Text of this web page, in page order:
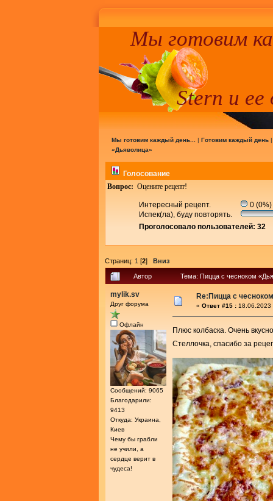
Мы готовим
Stern и ее
Мы готовим каждый день... | Готовим каждый день
«Дьяволица»
Голосование
Вопрос: Оцените рецепт!
Интересный рецепт.
0 (0%)
Испек(ла), буду повторять.
Проголосовало пользователей: 32
Страниц: 1 [2] Вниз
Автор Тема: Пицца с чесноком
mylik.sv
Друг форума
Офлайн
Сообщений: 9065
Благодарили:
9413
Откуда: Украина,
Киев
Чему бы грабли
не учили, а
сердце верит в
чудеса!
Re:Пицца с
« Ответ #15 : 18.06.2023
Плюс колбаска. Очень
Стеллочка, спасибо за